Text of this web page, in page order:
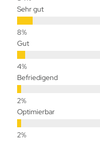
Sehr gut
Gut
Befriedigend
Optimierbar